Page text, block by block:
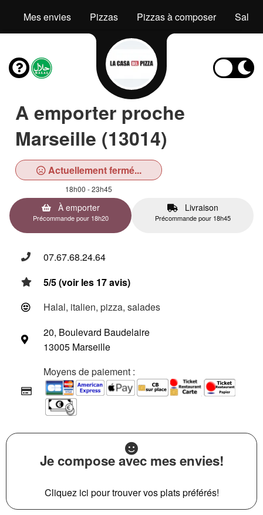
Mes envies Pizzas Pizzas à composer
A emporter proche
Marseille (13014)
Actuellement fermé...
18h00 - 23h45
À emporter
Précommande pour 18h20
Livraison
Précommande pour 18h45
07.67.68.24.64
5/5 (voir les 17 avis)
Halal, italien, pizza, salades
20, Boulevard Baudelaire
13005 Marseille
Moyens de paiement :
Je compose avec mes envies!
Cliquez ici pour trouver vos plats préférés!